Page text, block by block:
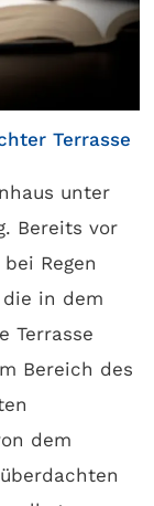
Terrasse
unter
Bereits vor
Regen
in dem
Terrasse
Bereich des
dem